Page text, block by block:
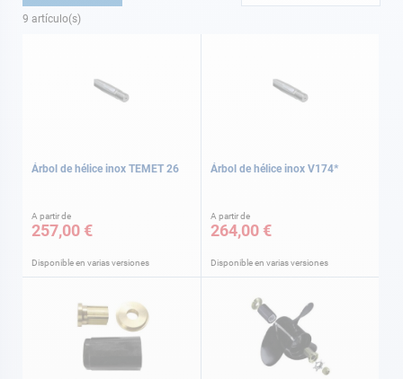
9 artículo(s)
Árbol de hélice inox TEMET 26
A partir de
257,00 €
Disponible en varias versiones
Árbol de hélice inox V174*
A partir de
264,00 €
Disponible en varias versiones